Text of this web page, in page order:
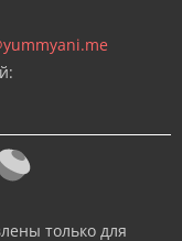
только для